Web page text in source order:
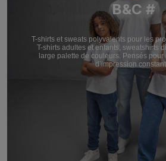
B&C #
T-shirts et sweats polyvalents pour les
T-shirts adultes et enfants, sweatshirts
large palette de couleurs. Pensés
d’impression